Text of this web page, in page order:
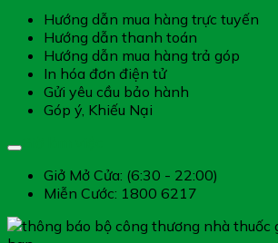
Hướng dẫn mua hàng trực tuyến
Hướng dẫn thanh toán
Hướng dẫn mua hàng trả góp
In hóa đơn điện tử
Gửi yêu cầu bảo hành
Góp ý, Khiếu Nại
Giở Mở Cửa: (6:30 - 22:00)
Miễn Cước: 1800 6217